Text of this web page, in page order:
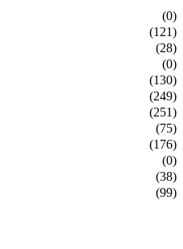
(0)
(121)
(28)
(0)
(130)
(249)
(251)
(75)
(176)
(0)
(38)
(99)